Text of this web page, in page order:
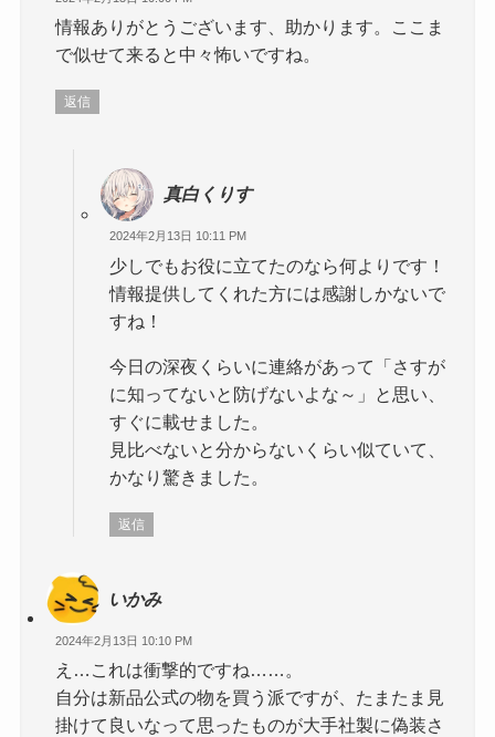
情報ありがとうございます、助かります。ここま
で似せて来ると中々怖いですね。
返信
真白くりす
2024年2月13日 10:11 PM
少しでもお役に立てたのなら何よりです！
情報提供してくれた方には感謝しかないで
すね！
今日の深夜くらいに連絡があって「さすが
に知ってないと防げないよな～」と思い、
すぐに載せました。
見比べないと分からないくらい似ていて、
かなり驚きました。
返信
いかみ
2024年2月13日 10:10 PM
え…これは衝撃的ですね……。
自分は新品公式の物を買う派ですが、たまたま見
掛けて良いなって思ったものが大手社製に偽装さ